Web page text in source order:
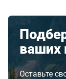
ваших
Оставьте